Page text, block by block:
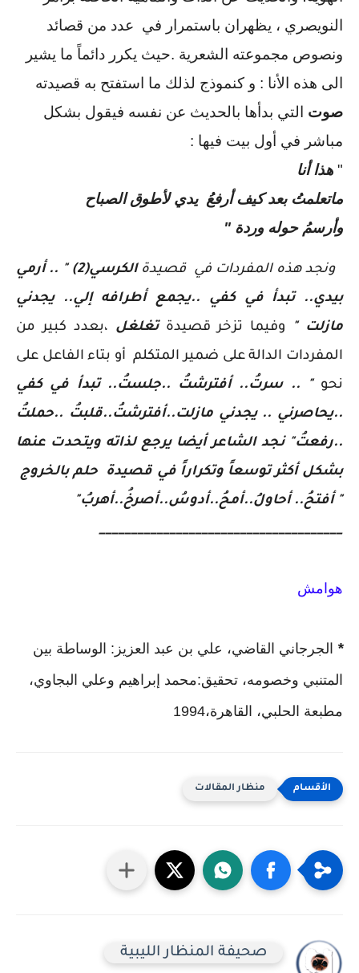
الى هذه الأنا : و كنموذج لذلك ما استفتح به قصيدته
صوت
مباشر في أول بيت فيها :
" هذا أنا
ماتعلمتُ بعد كيف أرفعُ  يدي لأطوق الصباح
وأرسمُ حوله وردة "
ونجد هذه المفردات في  قصيدة الكرسي(2) "
مازلت " وفيما تزخر قصيدة تغلغل ،
نحو "
..رفعتُ"
بشكل أكثر توسعاً وتكراراً في قصيدة حلم بالخروج
" أفتحُ.. أحاولُ..أمحُ..أدوسُ..أصرخُ..أهربُ"
______________________________________
هوامش
*
مطبعة الحلبي، القاهرة،1994
منظار المقالات
صحيفة المنظار الليبية